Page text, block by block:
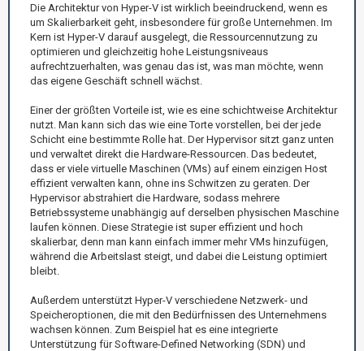
Die Architektur von Hyper-V ist wirklich beeindruckend, wenn es
um Skalierbarkeit geht, insbesondere für große Unternehmen. Im
Kern ist Hyper-V darauf ausgelegt, die Ressourcennutzung zu
optimieren und gleichzeitig hohe Leistungsniveaus
aufrechtzuerhalten, was genau das ist, was man möchte, wenn
das eigene Geschäft schnell wächst.
Einer der größten Vorteile ist, wie es eine schichtweise Architektur
nutzt. Man kann sich das wie eine Torte vorstellen, bei der jede
Schicht eine bestimmte Rolle hat. Der Hypervisor sitzt ganz unten
und verwaltet direkt die Hardware-Ressourcen. Das bedeutet,
dass er viele virtuelle Maschinen (VMs) auf einem einzigen Host
effizient verwalten kann, ohne ins Schwitzen zu geraten. Der
Hypervisor abstrahiert die Hardware, sodass mehrere
Betriebssysteme unabhängig auf derselben physischen Maschine
laufen können. Diese Strategie ist super effizient und hoch
skalierbar, denn man kann einfach immer mehr VMs hinzufügen,
während die Arbeitslast steigt, und dabei die Leistung optimiert
bleibt.
Außerdem unterstützt Hyper-V verschiedene Netzwerk- und
Speicheroptionen, die mit den Bedürfnissen des Unternehmens
wachsen können. Zum Beispiel hat es eine integrierte
Unterstützung für Software-Defined Networking (SDN) und